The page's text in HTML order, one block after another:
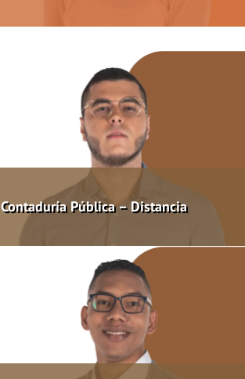
Contaduría Pública – Distancia